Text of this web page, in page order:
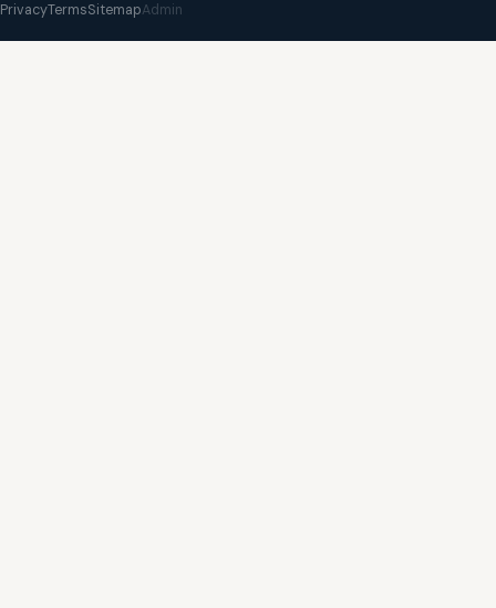
PrivacyTermsSitemapAdmin